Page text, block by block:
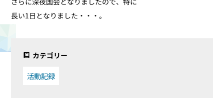
長い1日となりました・・・。
カテゴリー
活動記録